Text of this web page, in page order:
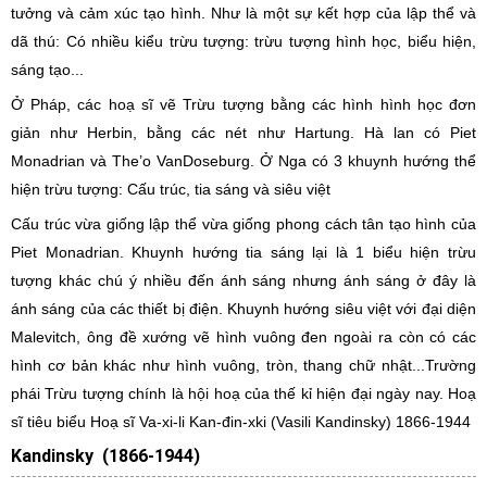
tưởng và cảm xúc tạo hình. Như là một sự kết hợp của lập thể và
dã thú: Có nhiều kiểu trừu tượng: trừu tượng hình học, biểu hiện,
sáng tạo...
Ở Pháp, các hoạ sĩ vẽ Trừu tượng bằng các hình hình học đơn
giản như Herbin, bằng các nét như Hartung. Hà lan có Piet
Monadrian và The’o VanDoseburg. Ở Nga có 3 khuynh hướng thể
hiện trừu tượng: Cấu trúc, tia sáng và siêu việt
Cấu trúc vừa giống lập thể vừa giống phong cách tân tạo hình của
Piet Monadrian. Khuynh hướng tia sáng lại là 1 biểu hiện trừu
tượng khác chú ý nhiều đến ánh sáng nhưng ánh sáng ở đây là
ánh sáng của các thiết bị điện. Khuynh hướng siêu việt với đại diện
Malevitch, ông đề xướng vẽ hình vuông đen ngoài ra còn có các
hình cơ bản khác như hình vuông, tròn, thang chữ nhật...Trường
phái Trừu tượng chính là hội hoạ của thế kỉ hiện đại ngày nay. Hoạ
sĩ tiêu biểu Hoạ sĩ Va-xi-li Kan-đin-xki (Vasili Kandinsky) 1866-1944
Kandinsky (1866-1944)